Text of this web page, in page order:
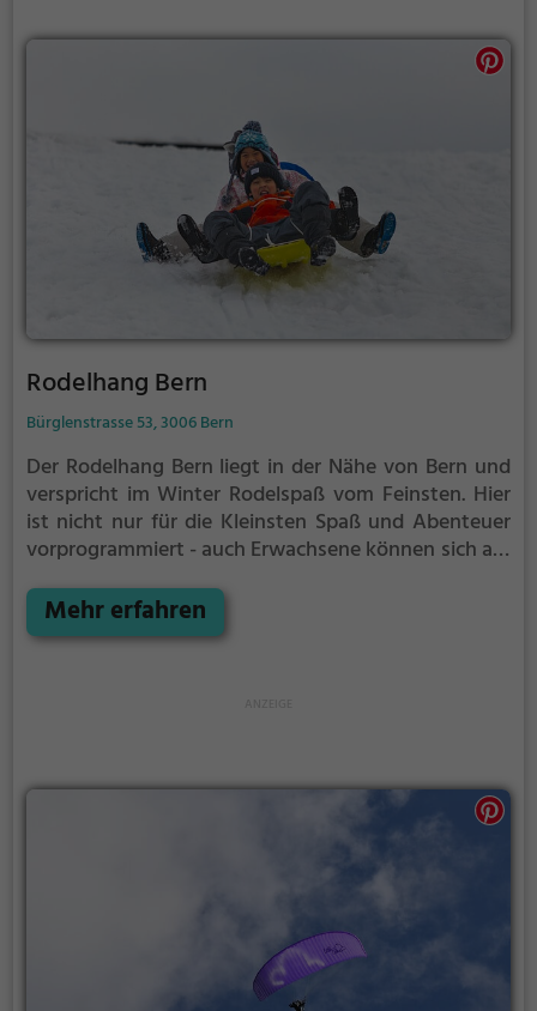
Rodelhang Bern
Bürglenstrasse 53, 3006 Bern
Der Rodelhang Bern liegt in der Nähe von Bern und
verspricht im Winter Rodelspaß vom Feinsten. Hier
ist nicht nur für die Kleinsten Spaß und Abenteuer
vorprogrammiert - auch Erwachsene können sich am
rasante Abfahrt wagen.
Mehr erfahren